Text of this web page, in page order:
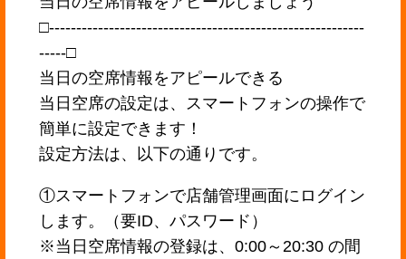
□----------------------------------------------------------
-----□
当日の空席情報をアピールできる
当日空席の設定は、スマートフォンの操作で
簡単に設定できます！
設定方法は、以下の通りです。
①スマートフォンで店舗管理画面にログイン
します。（要ID、パスワード）
※当日空席情報の登録は、0:00～20:30 の間